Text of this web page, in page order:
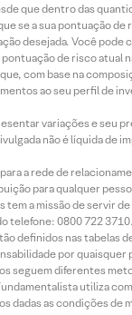
que dentro das
se a sua pontuação
desejada. Você
de risco
com base na
ao seu perfil de
variações e seu
não é líquida de
a rede de
para qualquer
a missão de servir
telefone: 0800 722
definidos nas tabelas
por
seguem diferentes
utiliza
dadas as condições